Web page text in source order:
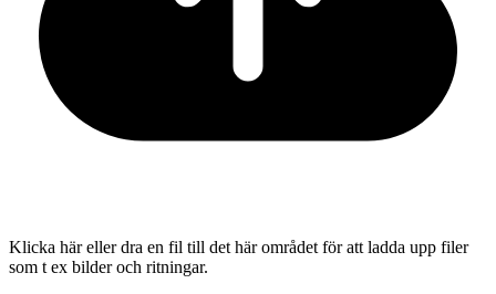
Klicka här eller dra en fil till det här området för att ladda upp filer
som t ex bilder och ritningar.